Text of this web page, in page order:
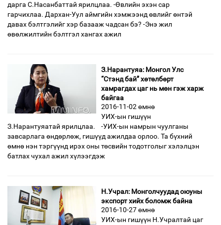
дарга С.Насанбаттай ярилцлаа. -Өвлийн эхэн сар
гарчихлаа. Дархан-Уул аймгийн хэмжээнд өвлийг өнтэй
давах бэлтгэлийг хэр базааж чадсан бэ? -Энэ жил
өвөлжилтийн бэлтгэл хангах ажил
З.Нарантуяа: Монгол Улс
“Стэнд бай” хөтөлбөрт
хамрагдах цаг нь мөн гэж харж
байгаа
2016-11-02 өмнө
УИХ-ын гишүүн
З.Нарантуяатай ярилцлаа. -УИХ-ын намрын чуулганы
завсарлага өндөрлөж, гишүүд ажилдаа орлоо. Та бүхний
өмнө нэн тэргүүнд ирэх оны төсвийн тодотголыг хэлэлцэн
батлах чухал ажил хүлээгдэж
Н.Учрал: Монголчуудад оюуны
экспорт хийх боломж байна
2016-10-27 өмнө
УИХ-ын гишүүн Н.Учралтай цаг